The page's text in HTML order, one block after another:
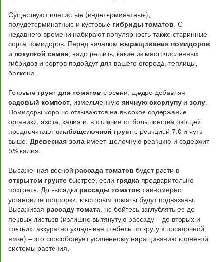
Существуют плетистые (индетерминатные),
полудетерминатные и кустовые гибриды томатов. С
недавнего времени набирают популярность также старинные
сорта помидоров. Перед началом выращивания помидоров
и покупкой семян, надо решить, какие из многочисленных
гибридов и сортов подойдут для вашего огорода, теплицы,
балкона.
Готовьте грунт для томатов с осени, щедро добавляя
садовый компост, измельченную яичную скорлупу и золу.
Помидоры хорошо отзываются на высокое содержание
органики, азота, калия и, в отличие от большинства овощей,
предпочитаютслабощелочной грунт с реакцией 7.0 и чуть
выше. Древесная зола имеет щелочную реакцию и содержит
5% калия.
Высаженная весной рассада томатов будет расти в
открытом грунте быстрее, если грядка предварительно
прогрета. До высадки рассады томатов равномерно
установите подпорки, к которым томаты будут подвязаны.
Высаживая рассаду томата, не бойтесь заглублять ее до
первых листьев (излишне вытянутую рассаду – до вторых и
третьих, аккуратно укладывая стебель по кругу в посадочной
ямке) – это способствует усиленному наращиванию корневой
системы растения.